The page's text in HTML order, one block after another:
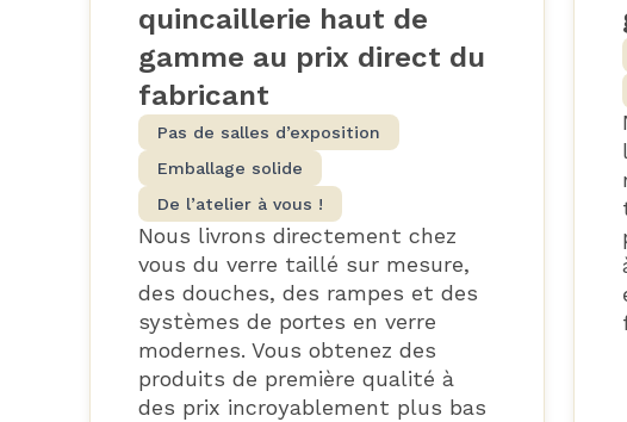
quincaillerie haut de
gamme au prix direct du
fabricant
Pas de salles d’exposition
Emballage solide
De l’atelier à vous !
Nous livrons directement chez
vous du verre taillé sur mesure,
des douches, des rampes et des
systèmes de portes en verre
modernes. Vous obtenez des
produits de première qualité à
des prix incroyablement plus bas